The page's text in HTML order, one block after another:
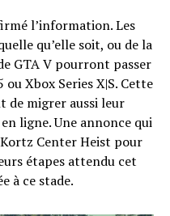
l’information. Les
qu’elle soit, ou de la
GTA V pourront passer
Xbox Series X|S. Cette
migrer aussi leur
ligne. Une annonce qui
Center Heist pour
étapes attendu cet
à ce stade.